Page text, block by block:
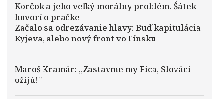
Korčok a jeho veľký morálny problém. Šátek
hovorí o pračke
Začalo sa odrezávanie hlavy: Buď kapitulácia
Kyjeva, alebo nový front vo Fínsku
Maroš Kramár: „Zastavme my Fica, Slováci
ožijú!“